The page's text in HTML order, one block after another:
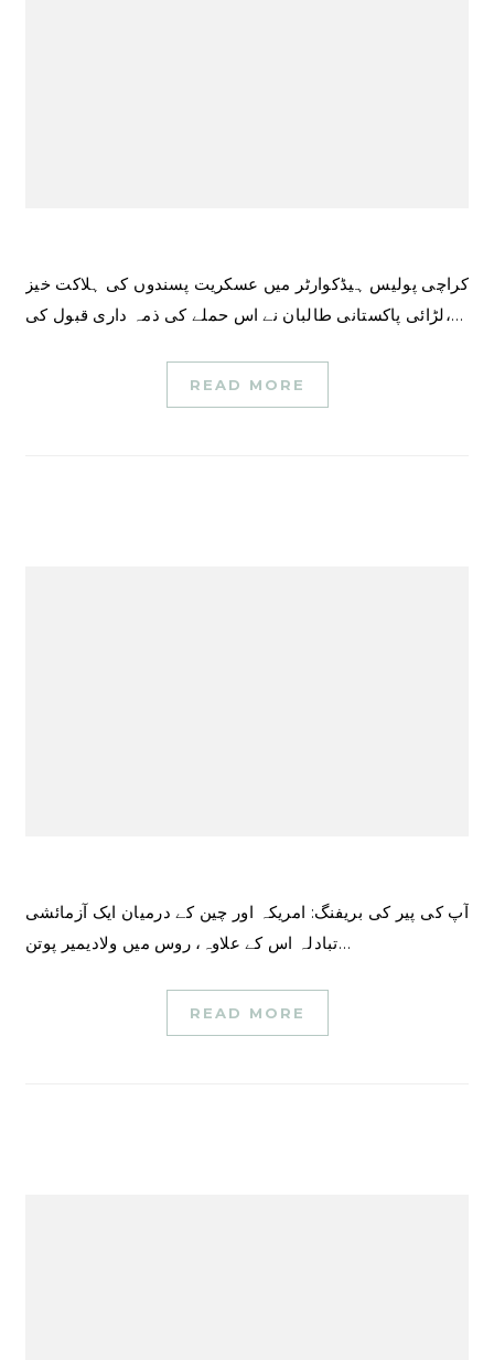
کراچی پولیس ہیڈکوارٹر میں عسکریت پسندوں کی ہلاکت خیز
لڑائی پاکستانی طالبان نے اس حملے کی ذمہ داری قبول کی،…
READ MORE
آپ کی پیر کی بریفنگ: امریکہ اور چین کے درمیان ایک آزمائشی
تبادلہ اس کے علاوہ، روس میں ولادیمیر پوتن…
READ MORE